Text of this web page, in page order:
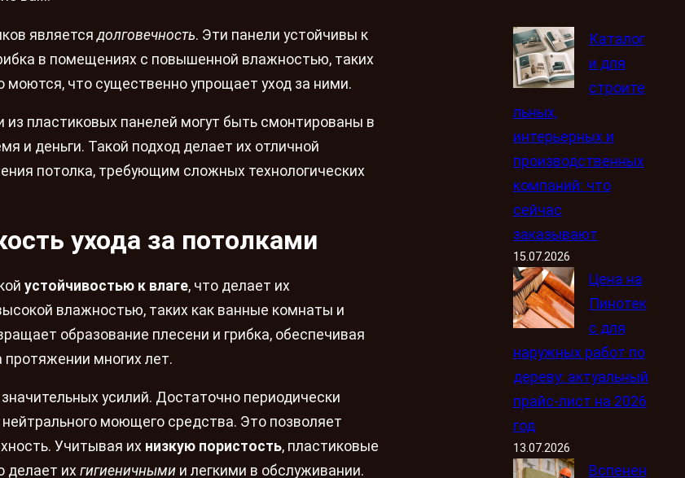
являетсядолговечность. Эти панели устойчивы к
в помещениях с повышенной влажностью, таких
моются, что существенно упрощает уход за ними.
из пластиковых панелей могут быть смонтированы в
и деньги. Такой подход делает их отличной
потолка, требующим сложных технологических
ухода за потолками
устойчивостью к влаге, что делает их
влажностью, таких как ванные комнаты и
образование плесени и грибка, обеспечивая
многих лет.
усилий. Достаточно периодически
моющего средства. Это позволяет
Учитывая их низкую пористость, пластиковые
делает их гигиеничными и легкими в обслуживании.
Каталог
и для
строите
льных,
интерьерных и
производственных
компаний: что
сейчас
заказывают
15.07.2026
Цена на
Пинотек
с для
наружных работ по
дереву: актуальный
прайс-лист на 2026
год
13.07.2026
Вспенен